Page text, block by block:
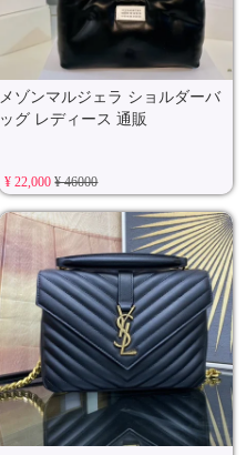
メゾンマルジェラ ショルダーバ
ッグ レディース 通販
¥ 22,000¥ 46000